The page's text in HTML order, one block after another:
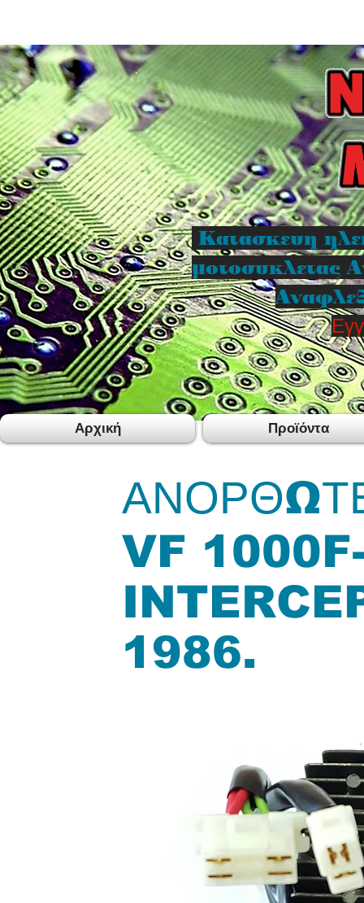
Κατασκευη
μοτοσυκλετας
VF
1986.
Αρχική Προϊόντα